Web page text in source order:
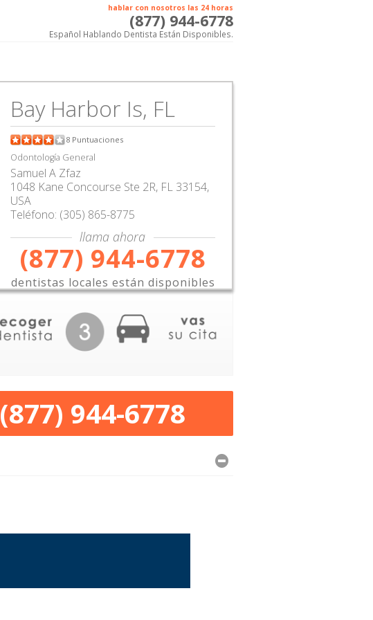
hablar con nosotros las 24 horas
(877) 944-6778
Español Hablando Dentista Están Disponibles.
Bay Harbor Is, FL
8 Puntuaciones
Odontología General
Samuel A Zfaz
1048 Kane Concourse Ste 2R, FL 33154,
USA
Teléfono: (305) 865-8775
llama ahora
(877) 944-6778
dentistas locales están disponibles
(877) 944-6778